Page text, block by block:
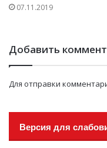
07.11.2019
Добавить
Для отправки
Версия для